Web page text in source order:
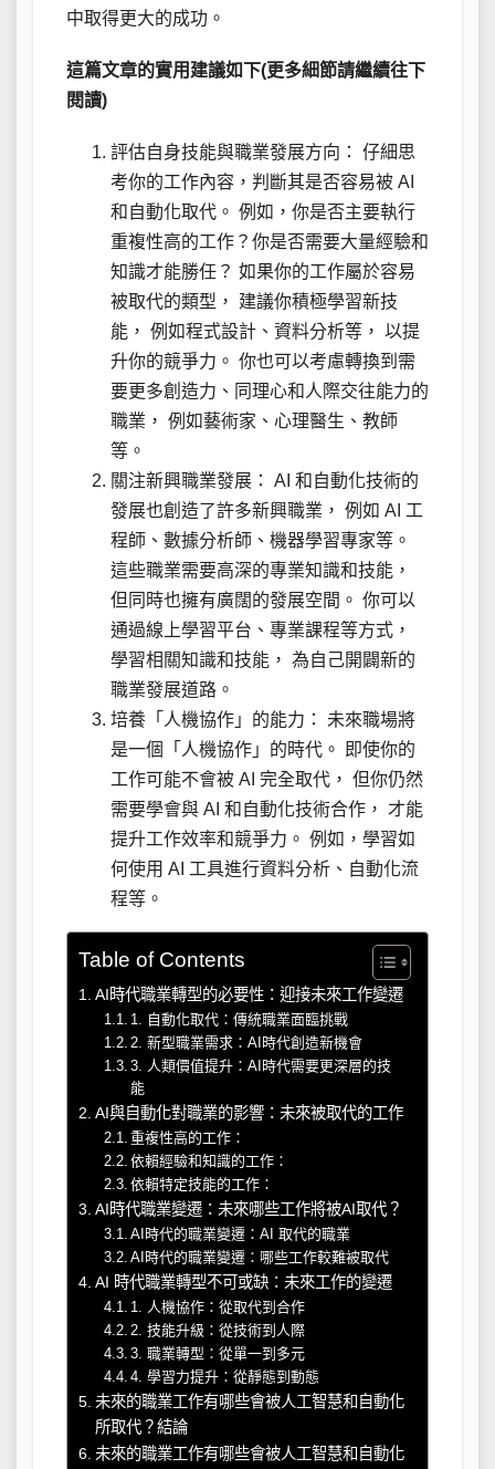
中取得更大的成功。
這篇文章的實用建議如下(更多細節請繼續往下
閱讀)
評估自身技能與職業發展方向： 仔細思
考你的工作內容，判斷其是否容易被 AI
和自動化取代。 例如，你是否主要執行
重複性高的工作？你是否需要大量經驗和
知識才能勝任？ 如果你的工作屬於容易
被取代的類型， 建議你積極學習新技
能， 例如程式設計、資料分析等， 以提
升你的競爭力。 你也可以考慮轉換到需
要更多創造力、同理心和人際交往能力的
職業， 例如藝術家、心理醫生、教師
等。
關注新興職業發展： AI 和自動化技術的
發展也創造了許多新興職業， 例如 AI 工
程師、數據分析師、機器學習專家等。
這些職業需要高深的專業知識和技能，
但同時也擁有廣闊的發展空間。 你可以
通過線上學習平台、專業課程等方式，
學習相關知識和技能， 為自己開闢新的
職業發展道路。
培養「人機協作」的能力： 未來職場將
是一個「人機協作」的時代。 即使你的
工作可能不會被 AI 完全取代， 但你仍然
需要學會與 AI 和自動化技術合作， 才能
提升工作效率和競爭力。 例如，學習如
何使用 AI 工具進行資料分析、自動化流
程等。
Table of Contents
AI時代職業轉型的必要性：迎接未來工作變遷
1. 自動化取代：傳統職業面臨挑戰
2. 新型職業需求：AI時代創造新機會
3. 人類價值提升：AI時代需要更深層的技
能
AI與自動化對職業的影響：未來被取代的工作
重複性高的工作：
依賴經驗和知識的工作：
依賴特定技能的工作：
AI時代職業變遷：未來哪些工作將被AI取代？
AI時代的職業變遷：AI 取代的職業
AI時代的職業變遷：哪些工作較難被取代
AI 時代職業轉型不可或缺：未來工作的變遷
1. 人機協作：從取代到合作
2. 技能升級：從技術到人際
3. 職業轉型：從單一到多元
4. 學習力提升：從靜態到動態
未來的職業工作有哪些會被人工智慧和自動化
所取代？結論
未來的職業工作有哪些會被人工智慧和自動化